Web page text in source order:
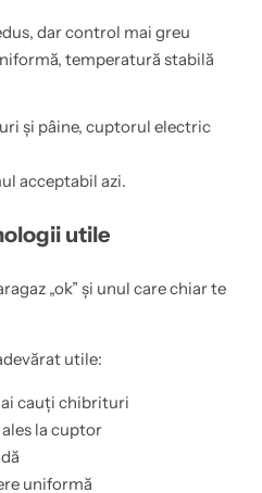
dar control mai greu
temperatură stabilă
și pâine, cuptorul electric
acceptabil azi.
utile
„ok” și unul care chiar te
utile:
cauți chibrituri
la cuptor
uniformă